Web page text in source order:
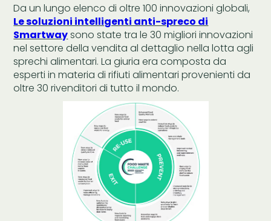
Da un lungo elenco di oltre 100 innovazioni globali,
Le soluzioni intelligenti anti-spreco di
Smartwaysono state tra le 30 migliori innovazioni
nel settore della vendita al dettaglio nella lotta agli
sprechi alimentari. La giuria era composta da
esperti in materia di rifiuti alimentari provenienti da
oltre 30 rivenditori di tutto il mondo.